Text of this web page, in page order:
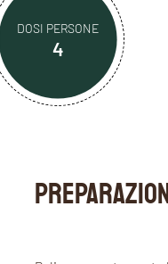
DOSI PERSONE
4